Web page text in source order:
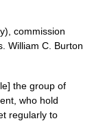
commission
William C. Burton
the group of
who hold
regularly to